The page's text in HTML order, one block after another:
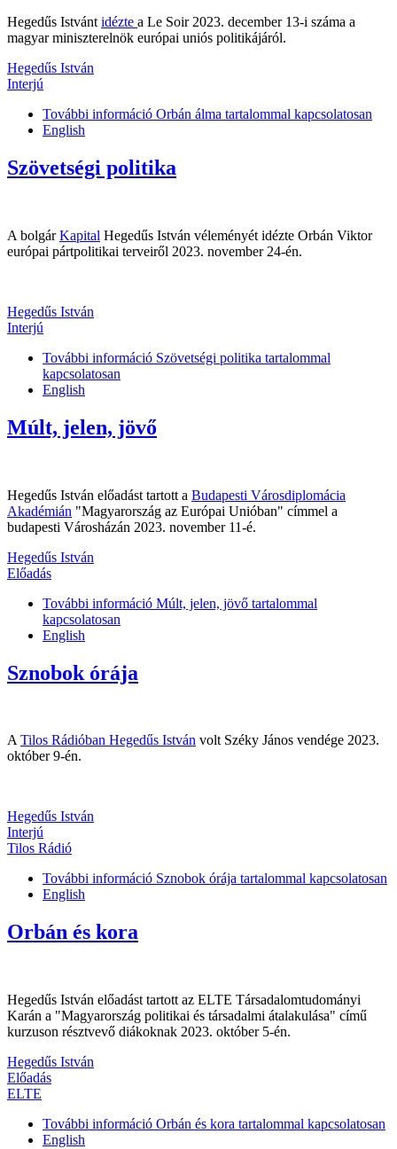
Hegedűs Istvánt idézte a Le Soir 2023. december 13-i száma a
magyar miniszterelnök európai uniós politikájáról.
Hegedűs István
Interjú
További információ Orbán álma tartalommal kapcsolatosan
English
Szövetségi politika
A bolgárKapital Hegedűs István véleményét idézte Orbán Viktor
európai pártpolitikai terveiről 2023. november 24-én.
Hegedűs István
Interjú
További információ Szövetségi politika tartalommal
kapcsolatosan
English
Múlt, jelen, jövő
Hegedűs István előadást tartott a Budapesti Városdiplomácia
Akadémián "Magyarország az Európai Unióban" címmel a
budapesti Városházán 2023. november 11-é.
Hegedűs István
Előadás
További információ Múlt, jelen, jövő tartalommal
kapcsolatosan
English
Sznobok órája
ATilos Rádióban Hegedűs István volt Széky János vendége 2023.
október 9-én.
Hegedűs István
Interjú
Tilos Rádió
További információ Sznobok órája tartalommal kapcsolatosan
English
Orbán és kora
Hegedűs István előadást tartott az ELTE Társadalomtudományi
Karán a "Magyarország politikai és társadalmi átalakulása" című
kurzuson résztvevő diákoknak 2023. október 5-én.
Hegedűs István
Előadás
ELTE
További információ Orbán és kora tartalommal kapcsolatosan
English